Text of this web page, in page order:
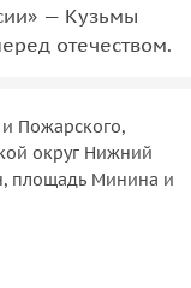
— Кузьмы
отечеством.
Пожарского,
округ Нижний
площадь Минина и